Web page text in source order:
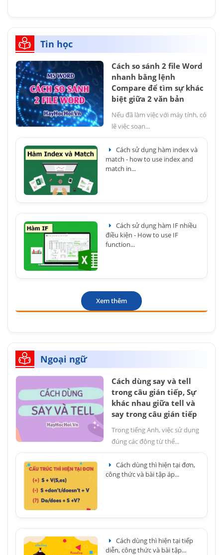
Tin học
Cách so sánh 2 file Word
nhanh bằng lệnh
Compare để tìm sự khác
biệt giữa 2 văn bản
Nếu đã làm việc với máy tính, có
lẽ việc soạn...
Cách sử dụng hàm index và
match - how to use index and
match in...
Cách sử dụng hàm IF nhiều
điều kiện - How to use IF
function...
Xem thêm
Ngoại ngữ
Cách dùng say và tell
trong câu gián tiếp, Sự
khác nhau giữa tell và
say trong câu gián tiếp
Trong tiếng Anh, việc sử dụng
đúng các động từ thể...
Cách dùng thì hiện tại đơn,
công thức và bài tập áp...
Cách dùng thì hiện tại tiếp
diễn, công thức và bài tập...